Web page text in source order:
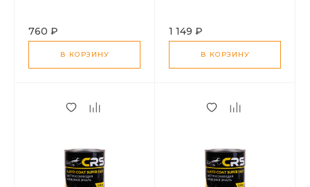
760 ₽
В КОРЗИНУ
1 149 ₽
В КОРЗИНУ